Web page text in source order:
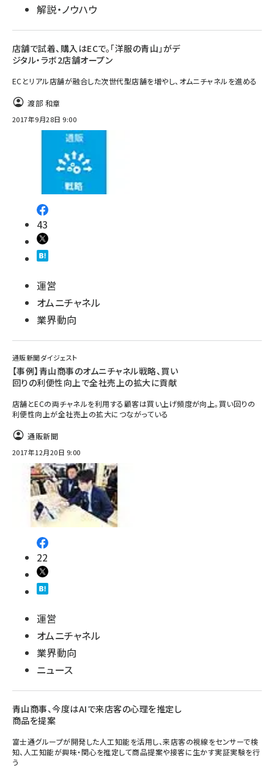
解説・ノウハウ
店舗で試着、購入はECで。「洋服の青山」がデ
ジタル・ラボ2店舗オープン
ECとリアル店舗が融合した次世代型店舗を増やし、オムニチャネルを進める
渡部 和章
2017年9月28日 9:00
43
運営
オムニチャネル
業界動向
通販新聞ダイジェスト
【事例】青山商事のオムニチャネル戦略、買い
回りの利便性向上で全社売上の拡大に貢献
店舗とECの両チャネルを利用する顧客は買い上げ頻度が向上。買い回りの
利便性向上が全社売上の拡大につながっている
通販新聞
2017年12月20日 9:00
22
運営
オムニチャネル
業界動向
ニュース
青山商事、今度はAIで来店客の心理を推定し
商品を提案
富士通グループが開発した人工知能を活用し、来店客の視線をセンサーで検
知、人工知能が興味・関心を推定して商品提案や接客に生かす実証実験を行
う